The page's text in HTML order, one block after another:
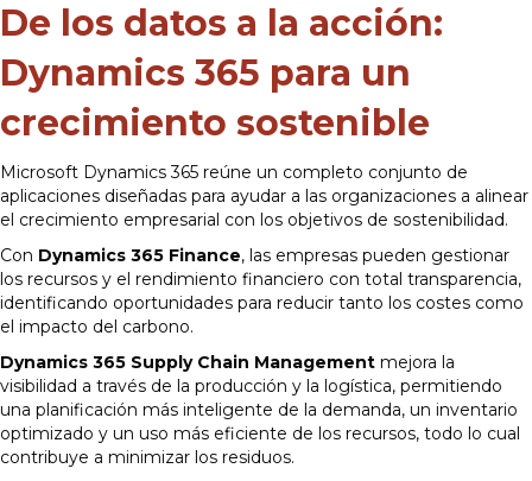
De los datos a la acción:
Dynamics 365 para un
crecimiento sostenible
Microsoft Dynamics 365 reúne un completo conjunto de
aplicaciones diseñadas para ayudar a las organizaciones a alinear
el crecimiento empresarial con los objetivos de sostenibilidad.
Con Dynamics 365 Finance, las empresas pueden gestionar
los recursos y el rendimiento financiero con total transparencia,
identificando oportunidades para reducir tanto los costes como
el impacto del carbono.
Dynamics 365 Supply Chain Management mejora la
visibilidad a través de la producción y la logística, permitiendo
una planificación más inteligente de la demanda, un inventario
optimizado y un uso más eficiente de los recursos, todo lo cual
contribuye a minimizar los residuos.